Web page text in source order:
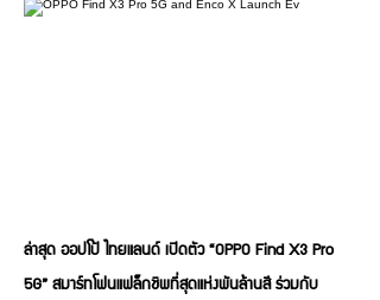
ล่าสุด ออปโป้ ไทยแลนด์ เปิดตัว “OPPO Find X3 Pro
5G” สมาร์ทโฟนแฟล็กชิพที่สุดแห่งพันล้านสี ร่วมกับ